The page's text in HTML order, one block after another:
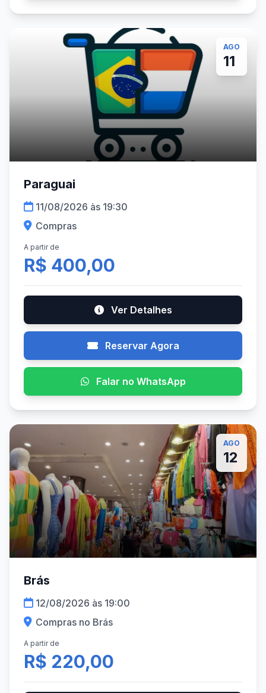
AGO
11
Paraguai
11/08/2026 às 19:30
Compras
A partir de
R$ 400,00
Ver Detalhes
Reservar Agora
Falar no WhatsApp
AGO
12
Brás
12/08/2026 às 19:00
Compras no Brás
A partir de
R$ 220,00